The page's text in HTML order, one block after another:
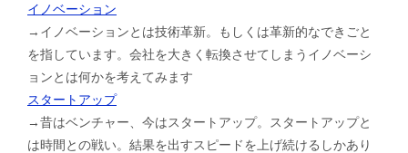
イノベーション
→イノベーションとは技術革新。もしくは革新的なできごと
を指しています。会社を大きく転換させてしまうイノベーシ
ョンとは何かを考えてみます
スタートアップ
→昔はベンチャー、今はスタートアップ。スタートアップと
は時間との戦い。結果を出すスピードを上げ続けるしかあり